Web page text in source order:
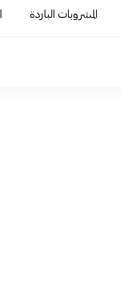
المشروبات الباردة